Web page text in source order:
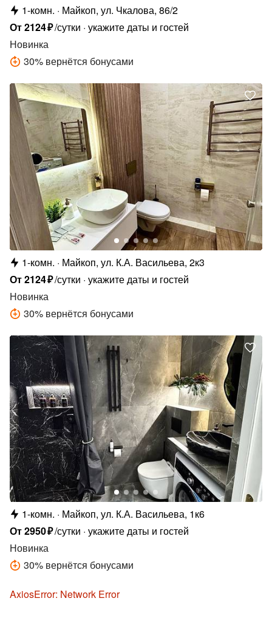
1-комн.
Майкоп, ул. Чкалова, 86/2
От2124₽/сутки укажите даты и гостей
Новинка
30% вернётся бонусами
1-комн.
Майкоп, ул. К.А. Васильева, 2к3
От2124₽/сутки укажите даты и гостей
Новинка
30% вернётся бонусами
1-комн.
Майкоп, ул. К.А. Васильева, 1к6
От2950₽/сутки укажите даты и гостей
Новинка
30% вернётся бонусами
AxiosError: Network Error